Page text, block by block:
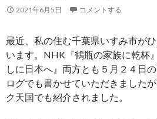
2021年6月5日 コメントする
最近、私の住む千葉県いすみ市が
います。NHK『鶴瓶の家族に乾杯
しに日本へ』両方とも５月２４日
ログでも書かせていただきました
ク天国でも紹介されました。